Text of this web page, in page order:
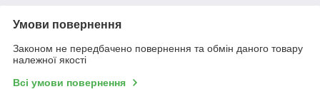
Умови повернення
Законом не передбачено повернення та обмін даного товару
належної якості
Всі умови повернення